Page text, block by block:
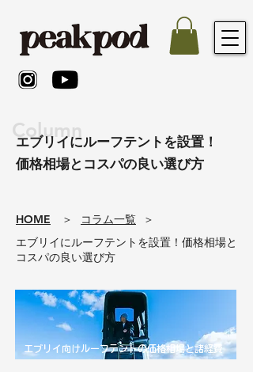
Column
エブリイにルーフテントを設置！
価格相場とコスパの良い選び方
​HOME ​＞ コラム一覧
​＞
エブリイにルーフテントを設置！価格相場と
コスパの良い選び方
エブリイ向けルーフテントの価格相場と諸経費